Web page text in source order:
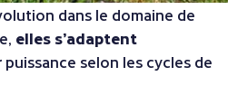
dans le domaine de
elles s’adaptent
selon les cycles de